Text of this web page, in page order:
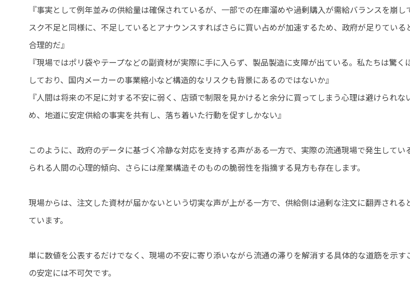
『事実として例年並みの供給量は確保されているが、一部での在庫溜めや過剰購入が需給バランスを崩し
スク不足と同様に、不足しているとアナウンスすればさらに買い占めが加速するため、政府が足りている
合理的だ』
『現場ではポリ袋やテープなどの副資材が実際に手に入らず、製品製造に支障が出ている。私たちは驚く
しており、国内メーカーの事業縮小など構造的なリスクも背景にあるのではないか』
『人間は将来の不足に対する不安に弱く、店頭で制限を見かけると余分に買ってしまう心理は避けられな
め、地道に安定供給の事実を共有し、落ち着いた行動を促すしかない』
このように、政府のデータに基づく冷静な対応を支持する声がある一方で、実際の流通現場で発生してい
られる人間の心理的傾向、さらには産業構造そのものの脆弱性を指摘する見方も存在します。
現場からは、注文した資材が届かないという切実な声が上がる一方で、供給側は過剰な注文に翻弄される
ています。
単に数値を公表するだけでなく、現場の不安に寄り添いながら流通の滞りを解消する具体的な道筋を示す
の安定には不可欠です。